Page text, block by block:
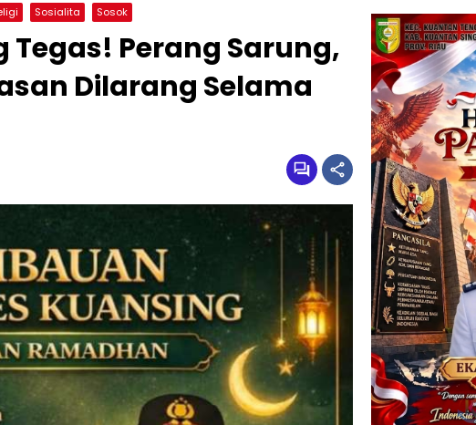
Sosialita Sosok
Tegas! Perang Sarung,
Dilarang Selama